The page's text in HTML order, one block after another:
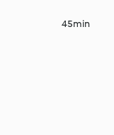
45min